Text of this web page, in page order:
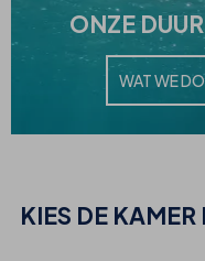
ONZE
WAT WE
KIES DE KAMER